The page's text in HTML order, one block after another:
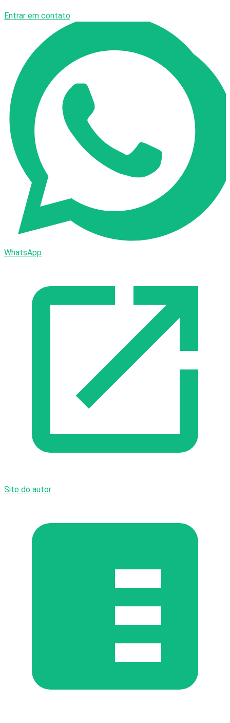
Entrar em contato
WhatsApp
Site do autor